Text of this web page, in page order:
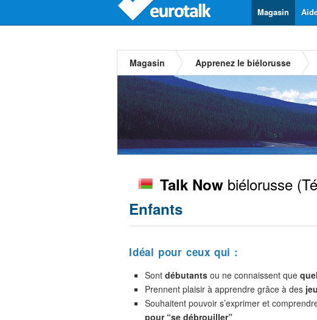
Magasin
Magasin Apprenez le biélorusse
Talk Now biélorusse
Enfants
Idéal pour ceux qui :
Sont débutants ou ne connaissent que
Prennent plaisir à apprendre grâce à des
Souhaitent pouvoir s’exprimer et
pour “se débrouiller”